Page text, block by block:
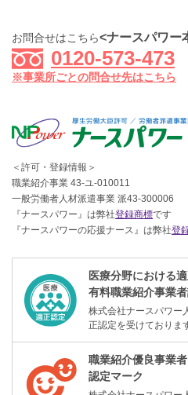
お問合せはこちら<ナースパワー
0120-573-473
※事業所ごとの問合せ先はこちら
＜許可・登録情報＞
職業紹介事業 43-ユ-010011
一般労働者人材派遣事業 派43-300006
『ナースパワー』は弊社登録商標です
『ナースパワーの応援ナース』は弊社登
医療分野における
有料職業紹介事業
株式会社ナースパワー
正認定を受けておりま
職業紹介優良事業者
認定マーク